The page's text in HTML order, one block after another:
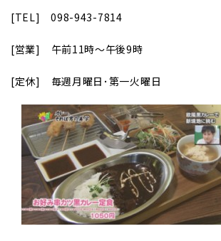
[TEL] 098-943-7814
[営業] 午前11時～午後9時
[定休] 毎週月曜日･第一火曜日